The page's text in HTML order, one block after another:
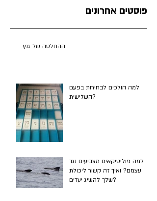
פוסטים אחרונים
ההחלטה של גנץ
למה הולכים לבחירות בפעם
השלישית?
למה פוליטיקאים מצביעים נגד
עצמם? ואיך זה קשור ליכולת
שלך להשיג יעדים?